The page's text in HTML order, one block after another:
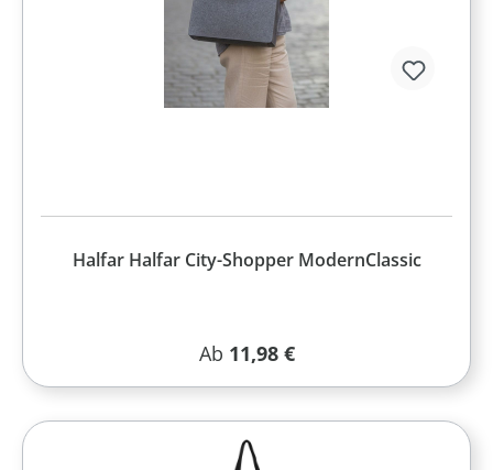
Halfar Halfar City-Shopper ModernClassic
Regulärer Preis:
Ab 11,98 €